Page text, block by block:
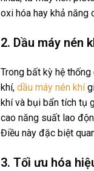
oxi hóa hay khả năng
2. Dầu máy nén
Trong bất kỳ hệ
khí, dầu máy nén khí
khí và bụi bẩn tích tụ
cao năng suất lao
Điều này đặc biệt
3. Tối ưu hóa